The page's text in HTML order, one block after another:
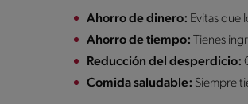
Ahorro de dinero: Evitas que
Ahorro de tiempo: Tienes
Reducción del desperdicio:
Comida saludable: Siempre